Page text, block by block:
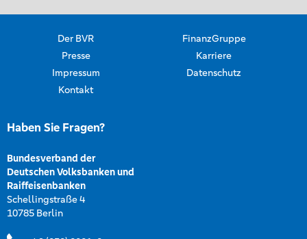
Der BVR
FinanzGruppe
Presse
Karriere
Impressum
Datenschutz
Kontakt
Haben Sie Fragen?
Bundesverband der
Deutschen Volksbanken und
Raiffeisenbanken
Schellingstraße 4
10785 Berlin